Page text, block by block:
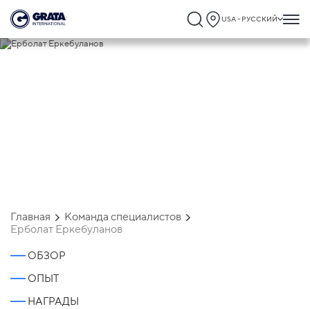
USA - РУССКИЙ
Главная
Команда специалистов
Ерболат Еркебуланов
ОБЗОР
ОПЫТ
НАГРАДЫ